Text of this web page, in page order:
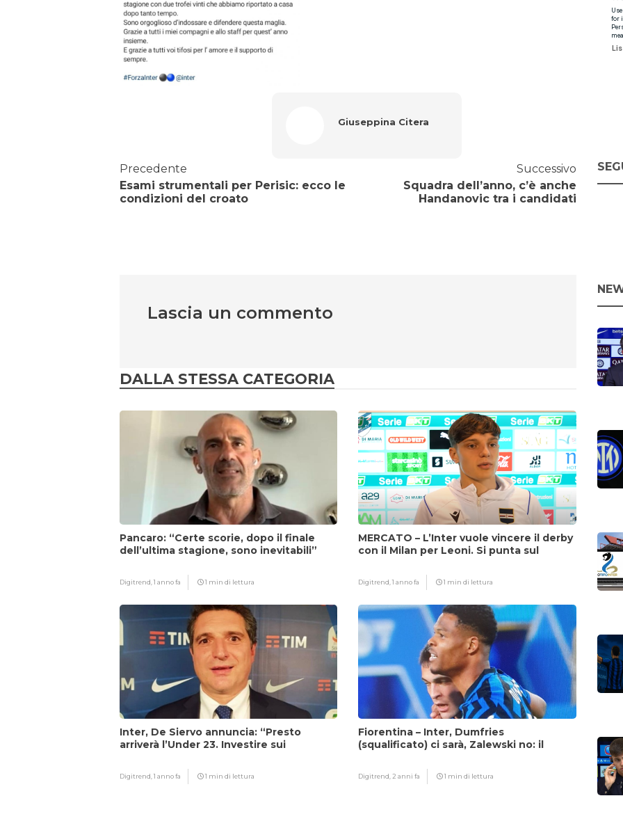
Giuseppina Citera
Precedente
Esami strumentali per Perisic: ecco le
condizioni del croato
Successivo
Squadra dell’anno, c’è anche
Handanovic tra i candidati
Lascia un commento
DALLA STESSA CATEGORIA
Pancaro: “Certe scorie, dopo il finale
dell’ultima stagione, sono inevitabili”
Digitrend,1 anno fa 1 min di lettura
MERCATO – L’Inter vuole vincere il derby
con il Milan per Leoni. Si punta sul
Digitrend,1 anno fa 1 min di lettura
Inter, De Siervo annuncia: “Presto
arriverà l’Under 23. Investire sui
Digitrend,1 anno fa 1 min di lettura
Fiorentina – Inter, Dumfries
(squalificato) ci sarà, Zalewski no: il
Digitrend,2 anni fa 1 min di lettura